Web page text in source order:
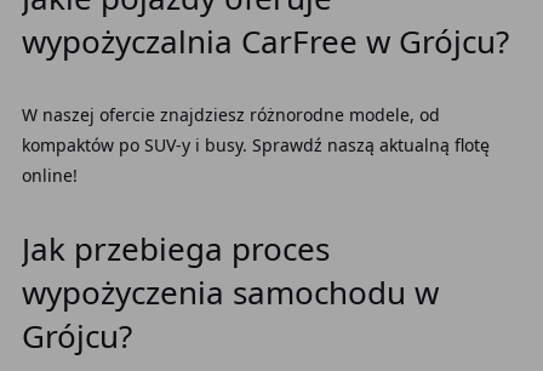
wypożyczalnia CarFree w Grójcu?
W naszej ofercie znajdziesz różnorodne modele, od
kompaktów po SUV-y i busy. Sprawdź naszą aktualną flotę
online!
Jak przebiega proces
wypożyczenia samochodu w
Grójcu?